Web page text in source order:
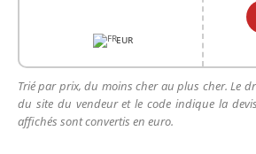
EUR
Trié par prix, du moins cher au plus cher. Le
du site du vendeur et le code indique la
affichés sont convertis en euro.